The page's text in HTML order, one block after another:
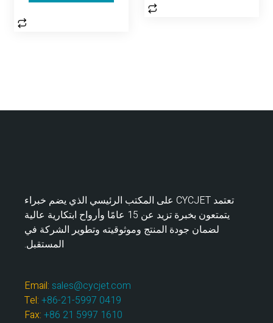
تعتمد CYCJET على المكتب الرئيسي الذي يضم خبراء
يتمتعون بخبرة تزيد عن 15 عامًا وأرواح ابتكارية عالية
لضمان جودة المنتج وموثوقيته وتطوير الشركة في
المستقبل.
Email: sales@cycjet.com
Tel: +86-21-5997 0419
Fax: +86 21 5997 1610